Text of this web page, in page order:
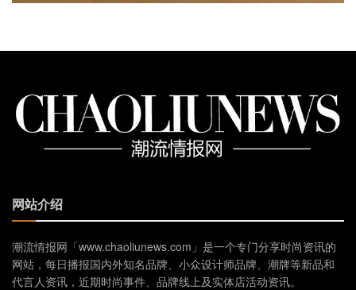
网站介绍
潮流情报网「www.chaoliunews.com」是一个专门分享时尚资讯的
网站，每日播报国内外知名品牌、小众设计师品牌、潮牌等新品和
代言人资讯，近期时尚事件、品牌线上及实体店活动资讯。